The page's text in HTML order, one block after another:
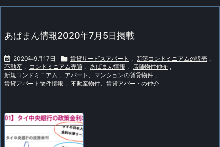
あぱまん情報2020年7月5日掲載
 2020年9月17日  賃貸サービスアパート , 新築コンドミニアムの販売 ,
不動産 , コンドミニアム売買 , あぱまん情報 , 店舗物件仲介 ,
新規コンドミニアム , アパート、マンションの賃貸物件 ,
賃貸アパート物件情報 , 不動産物件、賃貸アパートの仲介